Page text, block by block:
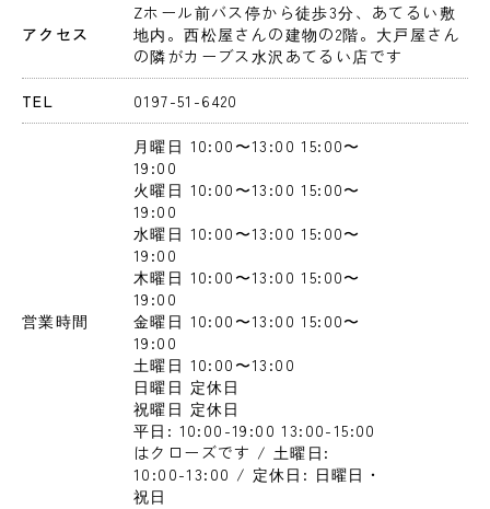
アクセス
Zホール前バス停から徒歩3分、あてるい敷
地内。西松屋さんの建物の2階。大戸屋さん
の隣がカーブス水沢あてるい店です
TEL 0197-51-6420
営業時間
月曜日 10:00〜13:00 15:00〜
19:00
火曜日 10:00〜13:00 15:00〜
19:00
水曜日 10:00〜13:00 15:00〜
19:00
木曜日 10:00〜13:00 15:00〜
19:00
金曜日 10:00〜13:00 15:00〜
19:00
土曜日 10:00〜13:00
日曜日 定休日
祝曜日 定休日
平日: 10:00-19:00 13:00-15:00
はクローズです / 土曜日:
10:00-13:00 / 定休日: 日曜日・
祝日